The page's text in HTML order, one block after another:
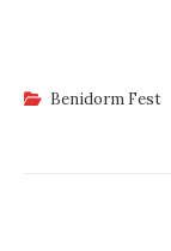
Benidorm Fest